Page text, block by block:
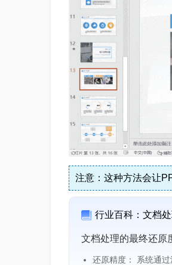
注意：这种方法会让
行业百科：文档
文档处理的最终还原
还原精度： 系统通